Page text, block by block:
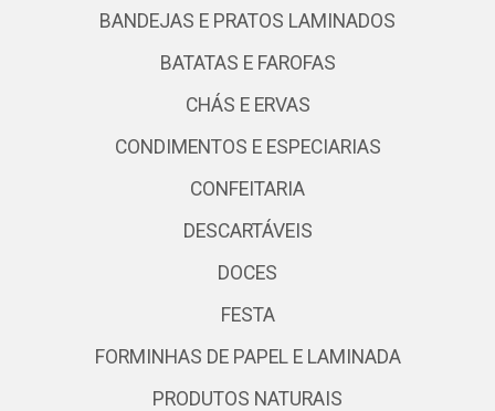
BANDEJAS E PRATOS LAMINADOS
BATATAS E FAROFAS
CHÁS E ERVAS
CONDIMENTOS E ESPECIARIAS
CONFEITARIA
DESCARTÁVEIS
DOCES
FESTA
FORMINHAS DE PAPEL E LAMINADA
PRODUTOS NATURAIS